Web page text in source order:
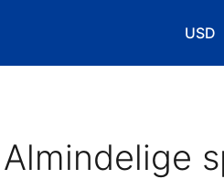
USD
Almindelige